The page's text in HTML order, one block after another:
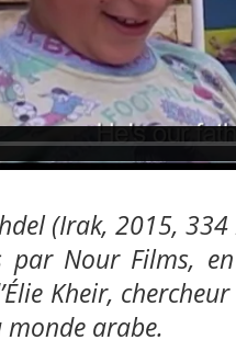
(Irak, 2015,
par Nour Films,
Kheir,
arabe.